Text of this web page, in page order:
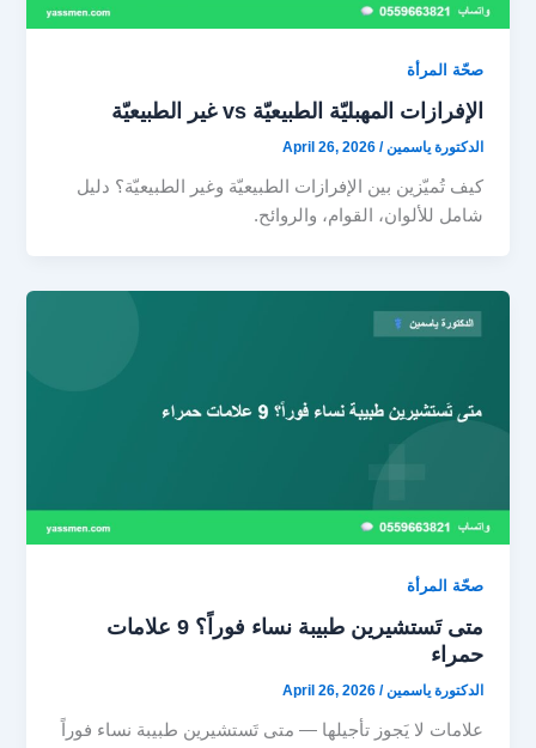
صحّة المرأة
الإفرازات المهبليّة الطبيعيّة vs غير الطبيعيّة
الدكتورة ياسمين/
April 26, 2026
كيف تُميّزين بين الإفرازات الطبيعيّة وغير الطبيعيّة؟ دليل
شامل للألوان، القوام، والروائح.
صحّة المرأة
متى تَستشيرين طبيبة نساء فوراً؟ 9 علامات
حمراء
الدكتورة ياسمين/
April 26, 2026
علامات لا يَجوز تأجيلها — متى تَستشيرين طبيبة نساء فوراً